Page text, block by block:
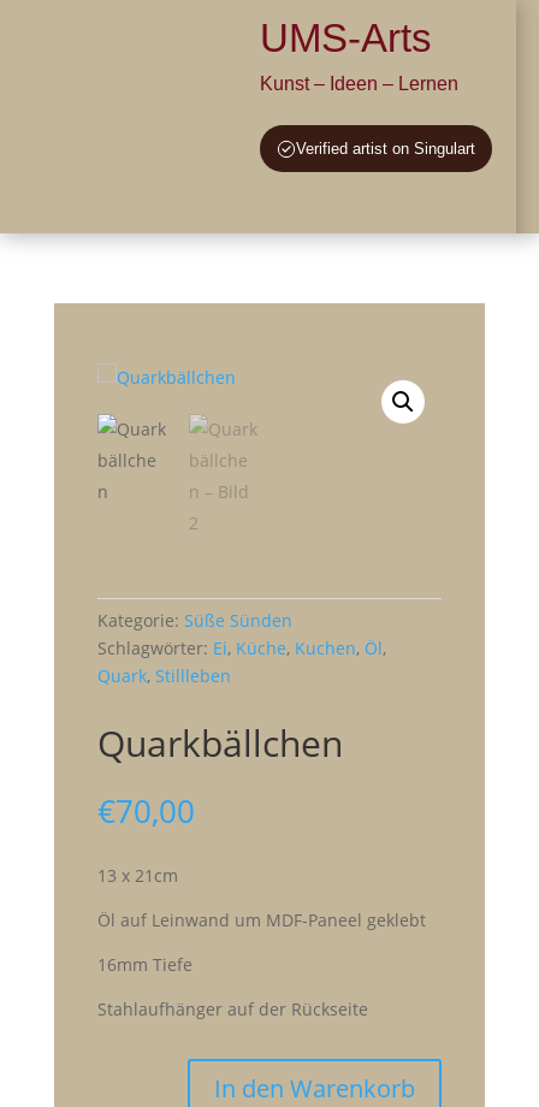
UMS-Arts
Kunst – Ideen – Lernen
Verified artist on Singulart
Kategorie: Süße Sünden
Schlagwörter: Ei, Küche, Kuchen, Öl,
Quark, Stillleben
Quarkbällchen
€70,00
13 x 21cm
Öl auf Leinwand um MDF-Paneel geklebt
16mm Tiefe
Stahlaufhänger auf der Rückseite
In den Warenkorb